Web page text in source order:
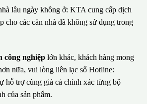
lâu ngày không ở: KTA cung cấp dịch
cho các căn nhà đã không sử dụng trong
công nghiệp lớn khác, khách hàng mong
nữa, vui lòng liên lạc số Hotline:
hỗ trợ cùng giá cả chính xác từng bộ
của sản phẩm.